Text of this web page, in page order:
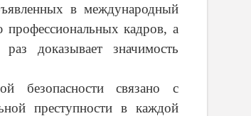
в международный
профессиональных кадров, а
доказывает значимость
безопасности связано с
преступности в каждой